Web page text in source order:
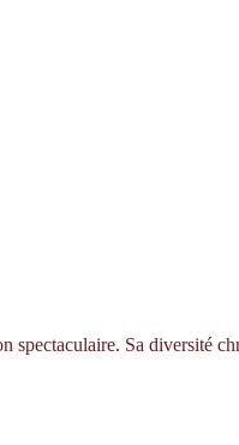
spectaculaire. Sa diversité